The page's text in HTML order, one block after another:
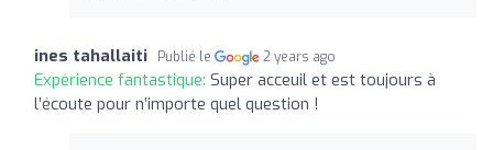
ines tahallaiti Publié le 2 years ago
Expérience fantastique: Super acceuil et est toujours à
l’écoute pour n’importe quel question !